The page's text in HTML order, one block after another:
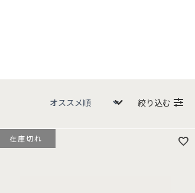
絞り込む
在庫切れ